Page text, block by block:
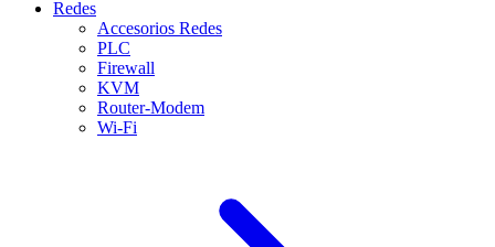
Redes
Accesorios Redes
PLC
Firewall
KVM
Router-Modem
Wi-Fi